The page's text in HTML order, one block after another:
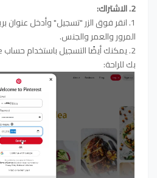
2. الاشتراك:
1. انقر فوق الزر "تسجيل" وأدخل عنوان
المرور والعمر والجنس.
بك للراحة: